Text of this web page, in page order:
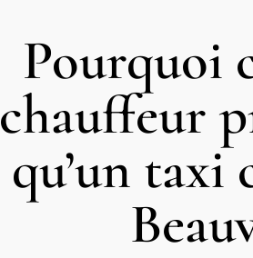
Pourquoi
chauffeur
qu’un taxi